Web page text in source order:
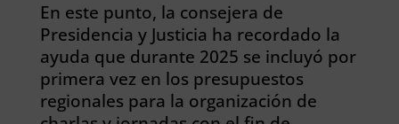
En este punto, la consejera de
Presidencia y Justicia ha recordado la
ayuda que durante 2025 se incluyó por
primera vez en los presupuestos
regionales para la organización de